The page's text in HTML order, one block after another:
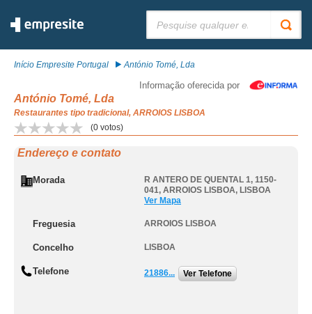
Início Empresite Portugal António Tomé, Lda
Informação oferecida por
António Tomé, Lda
Restaurantes tipo tradicional, ARROIOS LISBOA
(0 votos)
Endereço e contato
Morada
R ANTERO DE QUENTAL 1, 1150-
041, ARROIOS LISBOA, LISBOA
Ver Mapa
Freguesia ARROIOS LISBOA
Concelho LISBOA
Telefone 21886... Ver Telefone